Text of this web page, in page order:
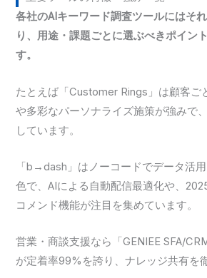
各社のAIキーワード調査ツールにはそ
り、用途・課題ごとに選ぶべきポイン
す。
たとえば「Customer Rings」は顧客ご
や多彩なパーソナライズ施策が強みで
しています。
「b→dash」はノーコードでデータ活
色で、AIによる自動配信最適化や、
コメンド機能が注目を集めています。
営業・商談支援なら「GENIEE SFA/
が定着率99%を誇り、ナレッジ共有を